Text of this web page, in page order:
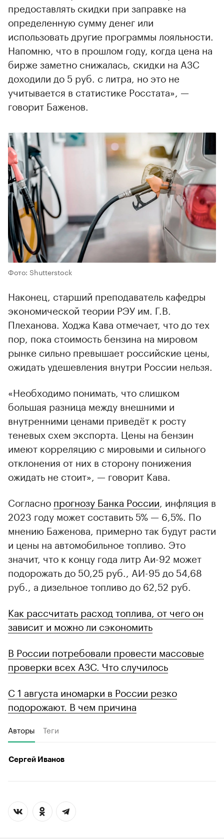
предоставлять скидки при заправке на
определенную сумму денег или
использовать другие программы лояльности.
Напомню, что в прошлом году, когда цена на
бирже заметно снижалась, скидки на АЗС
доходили до 5 руб. с литра, но это не
учитывается в статистике Росстата», —
говорит Баженов.
Фото: Shutterstock
Наконец, старший преподаватель кафедры
экономической теории РЭУ им. Г.В.
Плеханова. Ходжа Кава отмечает, что до тех
пор, пока стоимость бензина на мировом
рынке сильно превышает российские цены,
ожидать удешевления внутри России нельзя.
«Необходимо понимать, что слишком
большая разница между внешними и
внутренними ценами приведёт к росту
теневых схем экспорта. Цены на бензин
имеют корреляцию с мировыми и сильного
отклонения от них в сторону понижения
ожидать не стоит», — говорит Кава.
Согласно прогнозу Банка России , инфляция в
2023 году может составить 5% — 6,5%. По
мнению Баженова, примерно так будут расти
и цены на автомобильное топливо. Это
значит, что к концу года литр Аи-92 может
подорожать до 50,25 руб., АИ-95 до 54,68
руб., а дизельное топливо до 62,52 руб.
Как рассчитать расход топлива, от чего он
зависит и можно ли сэкономить
В России потребовали провести массовые
проверки всех АЗС. Что случилось
С 1 августа иномарки в России резко
подорожают. В чем причина
Авторы Теги
Сергей Иванов